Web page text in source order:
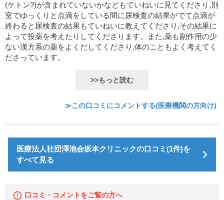
(ケトン?)が含まれていないかなどもていねいに見てくださり,別
室でゆっくりと点滴をしている間に尿検査の結果がでて点滴が
終わると尿検査の結果もていねいに教えてくださり,その結果に
よって投薬を考えたりしてくださります。また,薬も副作用の少
ない漢方系の薬をよくだしてくださり,体のこともよく考えてく
ださっています。
>>もっと読む
≫この口コミにコメントする(医療機関の方向け)
医療法人社団澤池会坂本クリニックの口コミ(1件)を
すべて見る
口コミ・コメントをご覧の方へ